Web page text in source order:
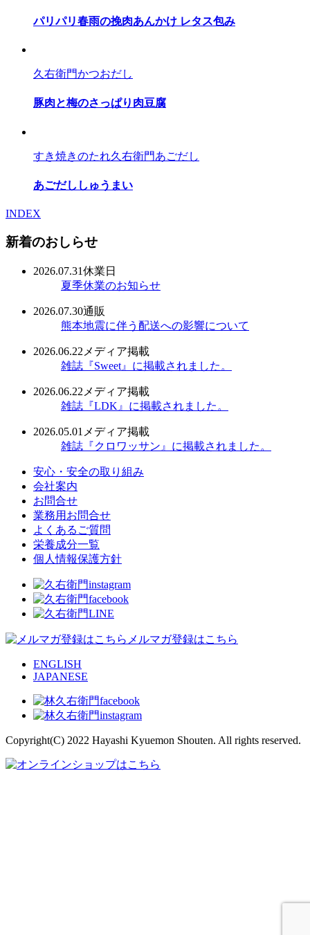
パリパリ春雨の挽肉あんかけ レタス包み
久右衛門かつおだし
豚肉と梅のさっぱり肉豆腐
すき焼きのたれ久右衛門あごだし
あごだししゅうまい
INDEX
新着のおしらせ
2026.07.31休業日
夏季休業のお知らせ
2026.07.30通販
熊本地震に伴う配送への影響について
2026.06.22 メディア掲載
雑誌『Sweet』に掲載されました。
2026.06.22 メディア掲載
雑誌『LDK』に掲載されました。
2026.05.01 メディア掲載
雑誌『クロワッサン』に掲載されました。
安心・安全の取り組み
会社案内
お問合せ
業務用お問合せ
よくあるご質問
栄養成分一覧
個人情報保護方針
メルマガ登録はこちら
ENGLISH
JAPANESE
Copyright(C) 2022 Hayashi Kyuemon Shouten. All rights reserved.